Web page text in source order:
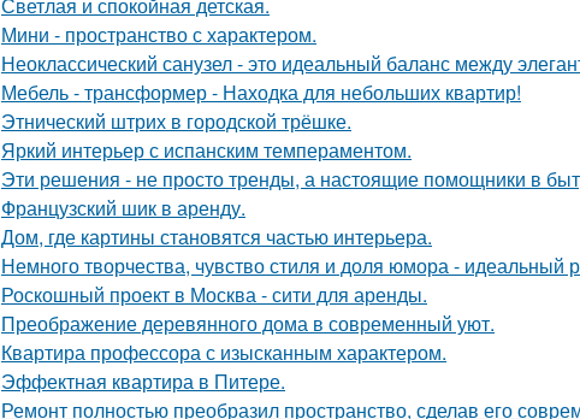
Мини - пространство с характером.
Неоклассический санузел - это идеальный баланс между
Мебель - трансформер - Находка для небольших квартир!
Этнический штрих в городской трёшке.
Яркий интерьер с испанским темпераментом.
Эти решения - не просто тренды, а настоящие помощники в
Французский шик в аренду.
Дом, где картины становятся частью интерьера.
Немного творчества, чувство стиля и доля юмора - идеальный
Роскошный проект в Москва - сити для аренды.
Преображение деревянного дома в современный уют.
Квартира профессора с изысканным характером.
Эффектная квартира в Питере.
Ремонт полностью преобразил пространство, сделав его